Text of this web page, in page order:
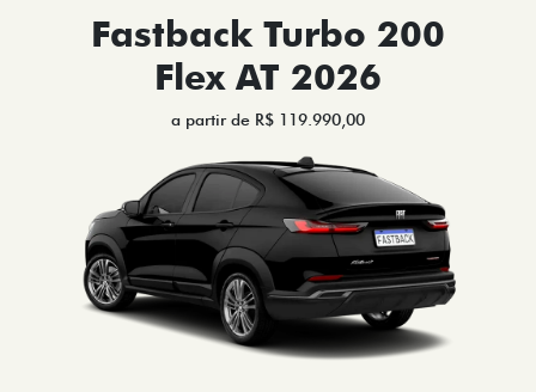
Fastback Turbo 200
Flex AT 2026
a partir de R$ 119.990,00